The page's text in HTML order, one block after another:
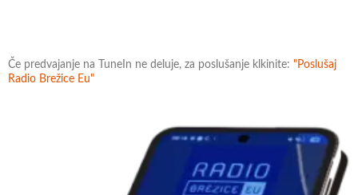
Če predvajanje na TuneIn ne deluje, za poslušanje klkinite: "Poslušaj
Radio Brežice Eu"